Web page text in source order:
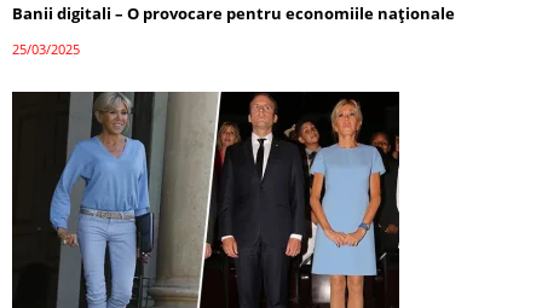
Banii digitali – O provocare pentru economiile naționale
25/03/2025